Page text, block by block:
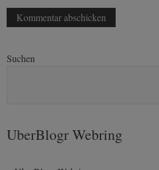
Suchen
UberBlogr Webring